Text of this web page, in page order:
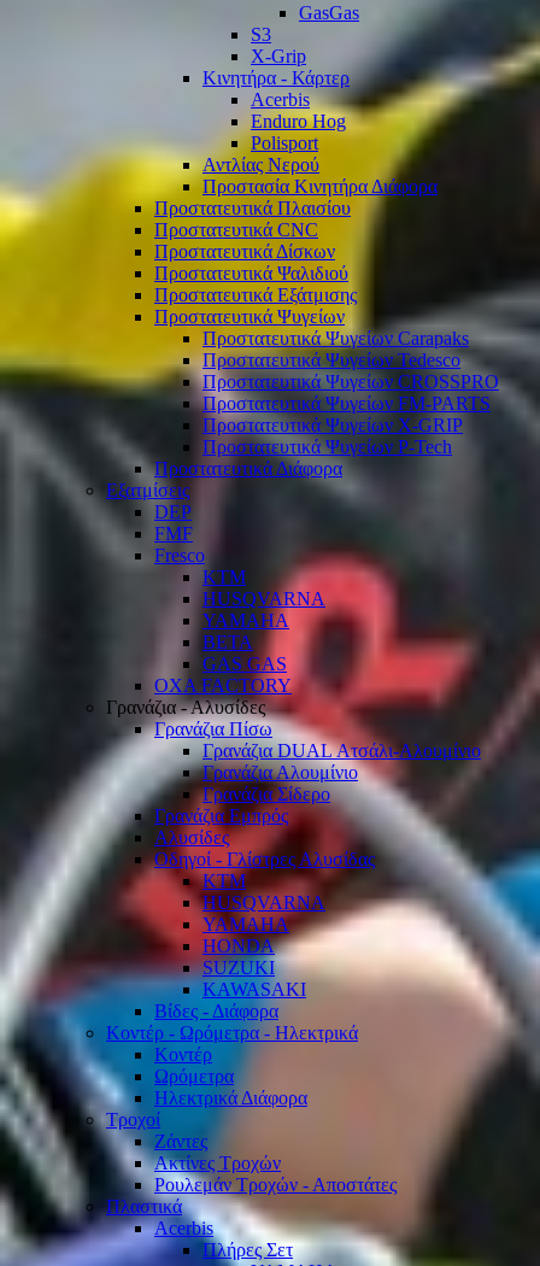
GasGas
S3
X-Grip
Κινητήρα - Κάρτερ
Acerbis
Enduro Hog
Polisport
Αντλίας Νερού
Προστασία Κινητήρα Διάφορα
Προστατευτικά Πλαισίου
Προστατευτικά CNC
Προστατευτικά Δίσκων
Προστατευτικά Ψαλιδιού
Προστατευτικά Εξάτμισης
Προστατευτικά Ψυγείων
Προστατευτικά Ψυγείων Carapaks
Προστατευτικά Ψυγείων Tedesco
Προστατευτικά Ψυγείων CROSSPRO
Προστατευτικά Ψυγείων FM-PARTS
Προστατευτικά Ψυγείων X-GRIP
Προστατευτικά Ψυγείων P-Tech
Προστατευτικά Διάφορα
Εξατμίσεις
DEP
FMF
Fresco
KTM
HUSQVARNA
YAMAHA
BETA
GAS GAS
OXA FACTORY
Γρανάζια - Αλυσίδες
Γρανάζια Πίσω
Γρανάζια DUAL Ατσάλι-Αλουμίνιο
Γρανάζια Αλουμίνιο
Γρανάζια Σίδερο
Γρανάζια Εμπρός
Αλυσίδες
Οδηγοί - Γλίστρες Αλυσίδας
KTM
HUSQVARNA
YAMAHA
HONDA
SUZUKI
KAWASAKI
Βίδες - Διάφορα
Κοντέρ - Ωρόμετρα - Ηλεκτρικά
Κοντέρ
Ωρόμετρα
Ηλεκτρικά Διάφορα
Τροχοί
Ζάντες
Ακτίνες Τροχών
Ρουλεμάν Τροχών - Αποστάτες
Πλαστικά
Acerbis
Πλήρες Σετ